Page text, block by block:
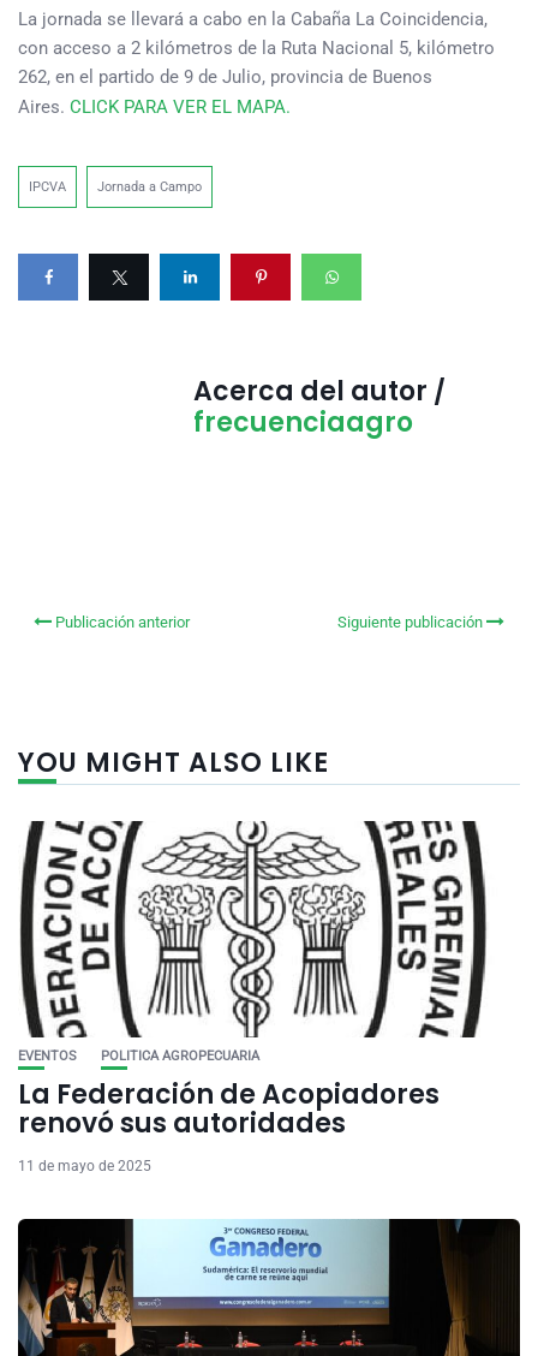
La jornada se llevará a cabo en la Cabaña La Coincidencia,
con acceso a 2 kilómetros de la Ruta Nacional 5, kilómetro
262, en el partido de 9 de Julio, provincia de Buenos
Aires. CLICK PARA VER EL MAPA.
IPCVA Jornada a Campo
Acerca del autor /
frecuenciaagro
Publicación anterior Siguiente publicación
YOU MIGHT ALSO LIKE
EVENTOS POLITICA AGROPECUARIA
La Federación de Acopiadores
renovó sus autoridades
11 de mayo de 2025